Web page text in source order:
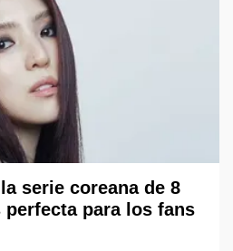
serie coreana de 8
para los fans